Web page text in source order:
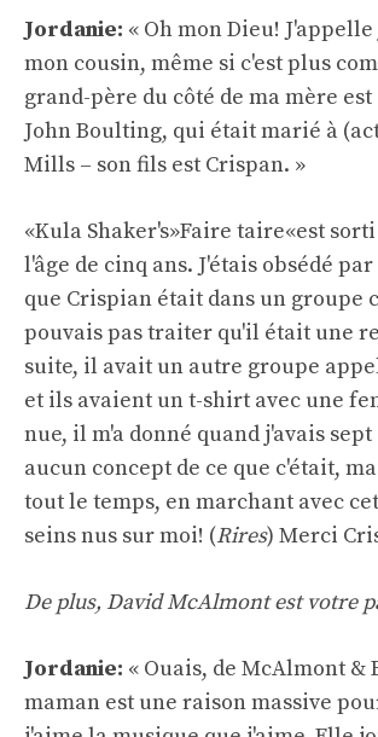
Jordanie: « Oh mon Dieu!
mon cousin, même si c'est plus
grand-père du côté de ma mère est
John Boulting, qui était marié à
Mills – son fils est Crispan. »
«Kula Shaker's»Faire taire«est
l'âge de cinq ans. J'étais obsédé
que Crispian était dans un groupe
pouvais pas traiter qu'il était une
suite, il avait un autre groupe
et ils avaient un t-shirt avec une
nue, il m'a donné quand j'avais sept
aucun concept de ce que c'était,
tout le temps, en marchant avec
seins nus sur moi! (Rires) Merci
De plus, David McAlmont est votre
Jordanie: « Ouais, de McAlmont &
maman est une raison massive